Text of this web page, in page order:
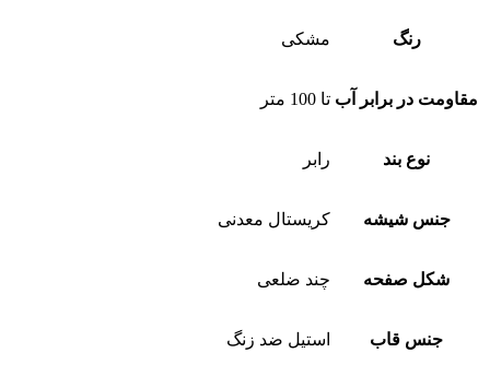
رنگ مشکی
مقاومت در برابر آب تا 100 متر
نوع بند رابر
جنس شیشه کریستال معدنی
شکل صفحه چند ضلعی
جنس قاب استیل ضد زنگ